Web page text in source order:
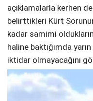
açıklamalarla kerhen
belirttikleri Kürt
kadar samimi
haline baktığımda
iktidar olmayacağını